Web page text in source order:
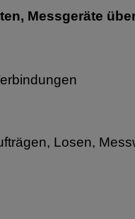
Messgeräte
Losen,